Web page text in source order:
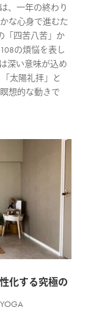
、一年の終わり
な心身で進むた
「四苦八苦」か
の煩悩を表し
深い意味が込め
太陽礼拝」と
想的な動きで
化する究極の
YOGA